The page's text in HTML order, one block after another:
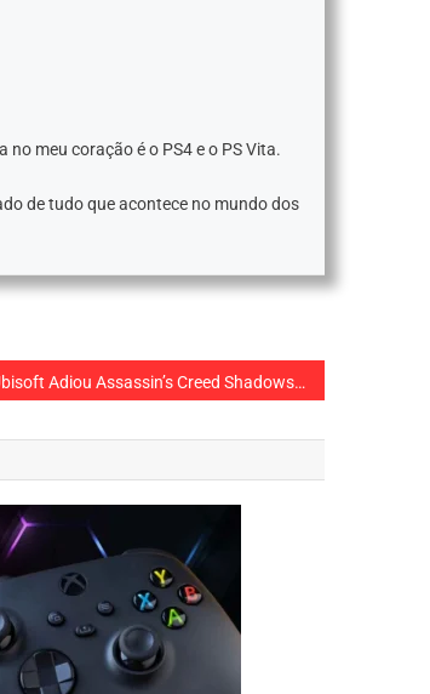
meu coração é o PS4 e o PS Vita.
de tudo que acontece no mundo dos
Ubisoft Adiou Assassin’s Creed Shadows para 2025